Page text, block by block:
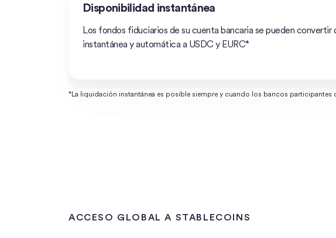
Disponibilidad instantánea
Los fondos fiduciarios de su cuenta bancaria se pueden convertir
instantánea y automática a USDC y EURC*
*La liquidación instantánea es posible siempre y cuando los bancos participantes
ACCESO GLOBAL A STABLECOINS